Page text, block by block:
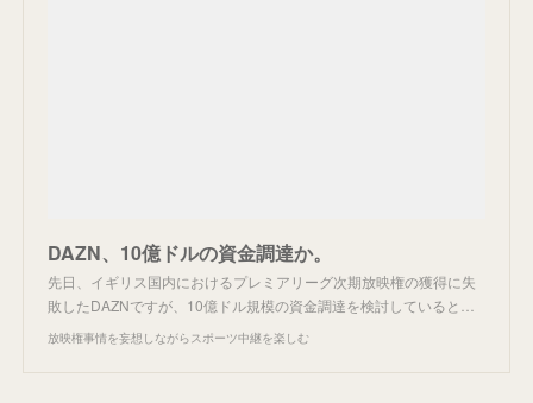
DAZN、10億ドルの資金調達か。
先日、イギリス国内におけるプレミアリーグ次期放映権の獲得に失
敗したDAZNですが、10億ドル規模の資金調達を検討していると…
放映権事情を妄想しながらスポーツ中継を楽しむ